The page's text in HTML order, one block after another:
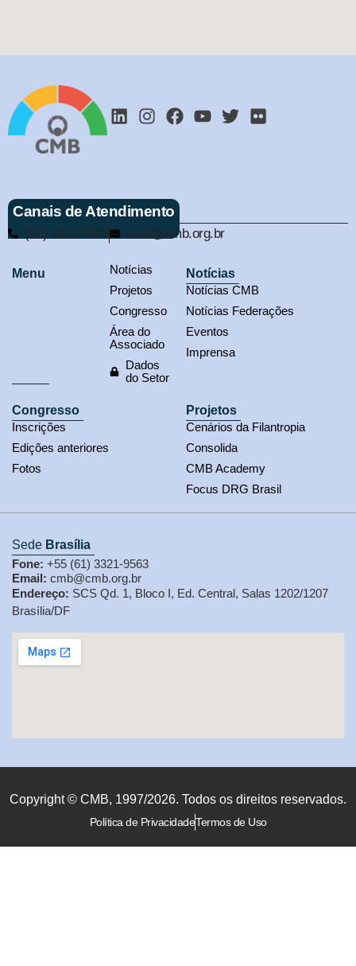
Canais de Atendimento
(61) 3321-9563 cmb@cmb.org.br
Menu
Notícias
Projetos
Congresso
Área do
Associado
Dados
do Setor
Notícias
Notícias CMB
Notícias Federações
Eventos
Imprensa
Congresso
Inscrições
Edições anteriores
Fotos
Projetos
Cenários da Filantropia
Consolida
CMB Academy
Focus DRG Brasil
Sede Brasília
Fone: +55 (61) 3321-9563
Email: cmb@cmb.org.br
Endereço: SCS Qd. 1, Bloco I, Ed. Central, Salas 1202/1207
Brasília/DF
Copyright © CMB, 1997/2026. Todos os direitos reservados.
Política de PrivacidadeTermos de Uso